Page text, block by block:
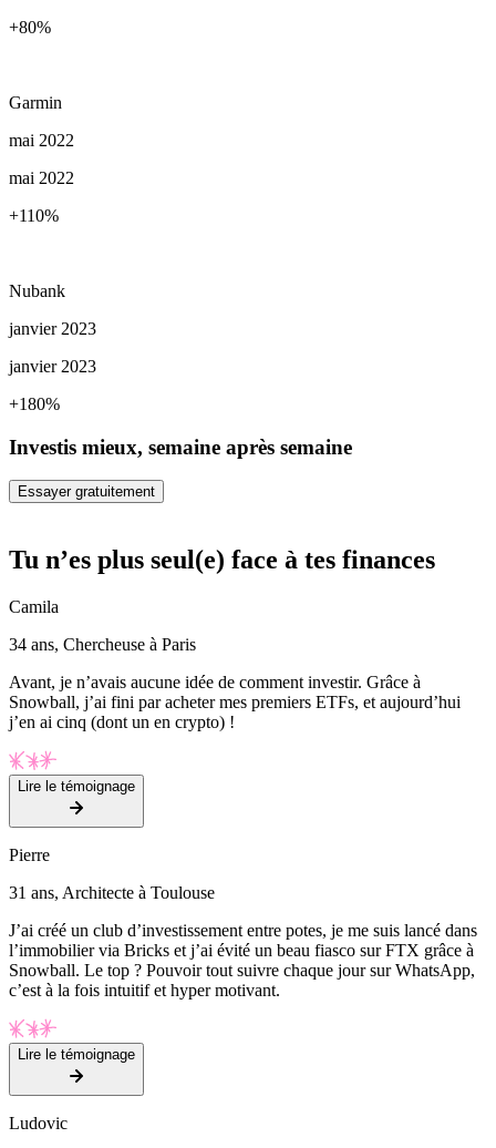
+80%
Garmin
mai 2022
mai 2022
+110%
Nubank
janvier 2023
janvier 2023
+180%
Investis mieux, semaine après semaine
Essayer gratuitement
Tu n’es plus seul(e) face à tes finances
Camila
34 ans, Chercheuse à Paris
Avant, je n’avais aucune idée de comment investir. Grâce à
Snowball, j’ai fini par acheter mes premiers ETFs, et aujourd’hui
j’en ai cinq (dont un en crypto) !
Lire le témoignage
Pierre
31 ans, Architecte à Toulouse
J’ai créé un club d’investissement entre potes, je me suis lancé dans
l’immobilier via Bricks et j’ai évité un beau fiasco sur FTX grâce à
Snowball. Le top ? Pouvoir tout suivre chaque jour sur WhatsApp,
c’est à la fois intuitif et hyper motivant.
Lire le témoignage
Ludovic